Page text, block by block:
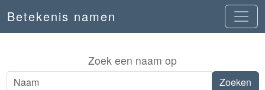
Betekenis namen
Zoek een naam op